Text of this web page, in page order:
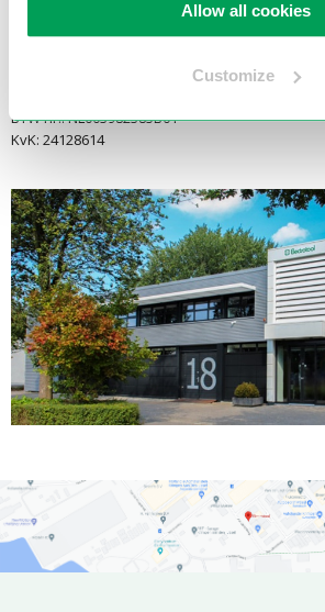
Allow all cookies
Customize
BTW nr.: NL003982385B01
KvK: 24128614